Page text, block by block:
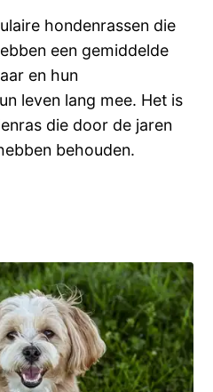
hondenrassen die
een gemiddelde
en hun
leven lang mee. Het is
die door de jaren
behouden.